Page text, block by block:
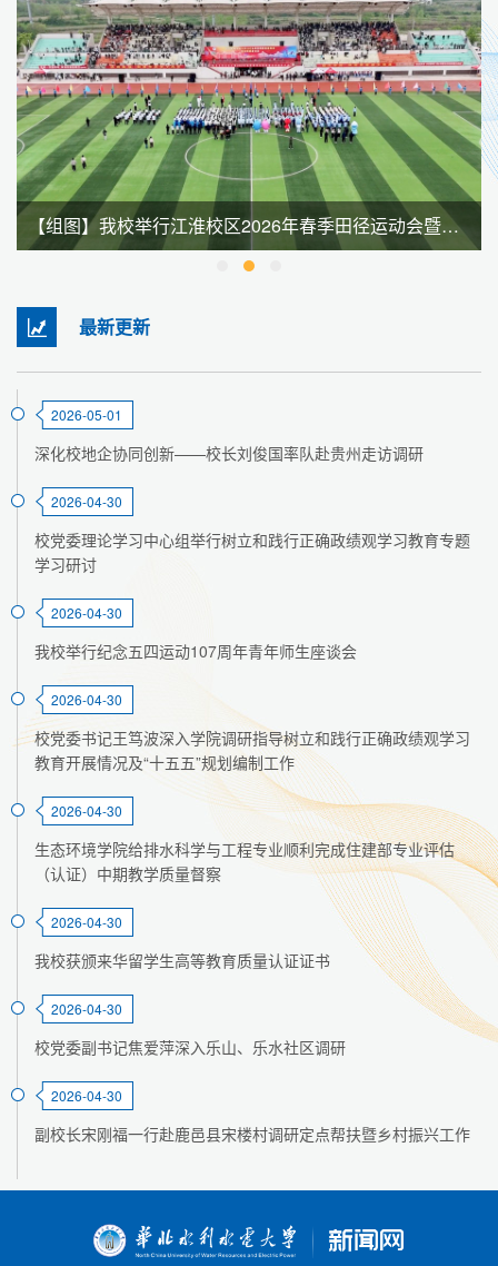
【组图】我校举行江淮校区2026年春季田径运动会暨全民健身大会
最新更新
2026-05-01
深化校地企协同创新——校长刘俊国率队赴贵州走访调研
2026-04-30
校党委理论学习中心组举行树立和践行正确政绩观学习教育专题
学习研讨
2026-04-30
我校举行纪念五四运动107周年青年师生座谈会
2026-04-30
校党委书记王笃波深入学院调研指导树立和践行正确政绩观学习
教育开展情况及“十五五”规划编制工作
2026-04-30
生态环境学院给排水科学与工程专业顺利完成住建部专业评估
（认证）中期教学质量督察
2026-04-30
我校获颁来华留学生高等教育质量认证证书
2026-04-30
校党委副书记焦爱萍深入乐山、乐水社区调研
2026-04-30
副校长宋刚福一行赴鹿邑县宋楼村调研定点帮扶暨乡村振兴工作